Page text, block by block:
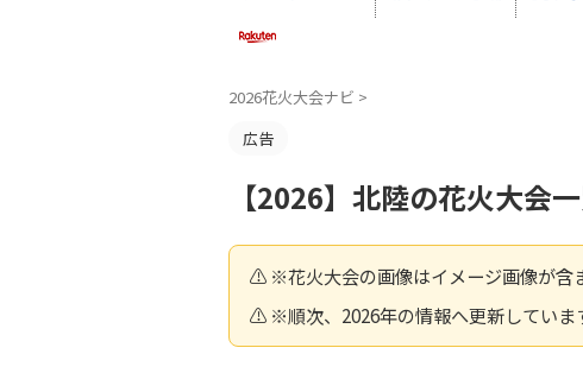
2026花火大会ナビ >
広告
【2026】北陸の花火大会
⚠️ ※花火大会の画像はイメージ画像が含
⚠️ ※順次、2026年の情報へ更新していま